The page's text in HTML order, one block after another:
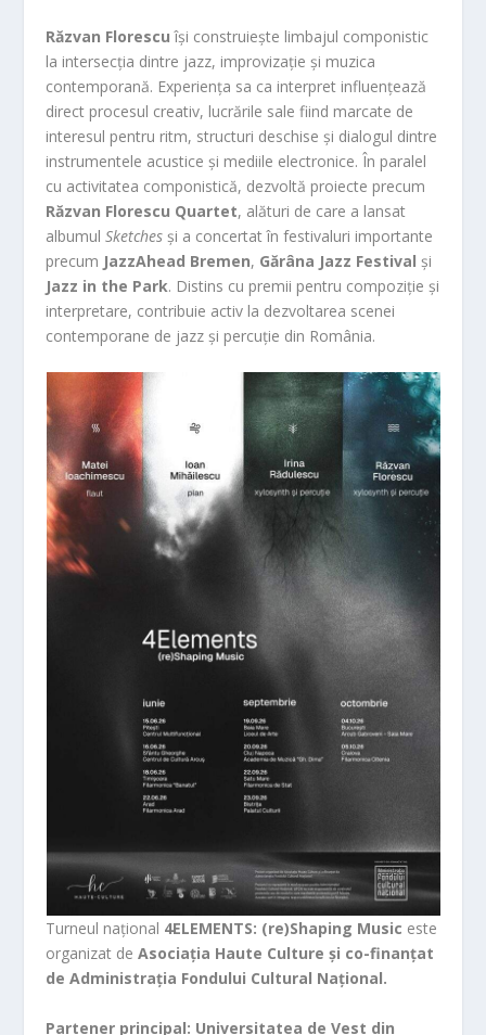
Răzvan Florescu își construiește limbajul componistic
la intersecția dintre jazz, improvizație și muzica
contemporană. Experiența sa ca interpret influențează
direct procesul creativ, lucrările sale fiind marcate de
interesul pentru ritm, structuri deschise și dialogul dintre
instrumentele acustice și mediile electronice. În paralel
cu activitatea componistică, dezvoltă proiecte precum
Răzvan Florescu Quartet, alături de care a lansat
albumulSketches și a concertat în festivaluri importante
precum JazzAhead Bremen, Gărâna Jazz Festival și
Jazz in the Park. Distins cu premii pentru compoziție și
interpretare, contribuie activ la dezvoltarea scenei
contemporane de jazz și percuție din România.
Turneul național 4ELEMENTS: (re)Shaping Music este
organizat deAsociația Haute Culture și co-finanțat
de Administrația Fondului Cultural Național.
Partener principal: Universitatea de Vest din